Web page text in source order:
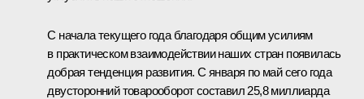
С начала текущего года благодаря общим усилиям
в практическом взаимодействии наших стран появилась
добрая тенденция развития. С января по май сего года
двусторонний товарооборот составил 25,8 миллиарда